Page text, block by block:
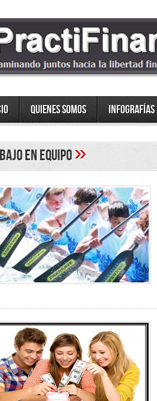
Quienes somos Infografías
en equipo»